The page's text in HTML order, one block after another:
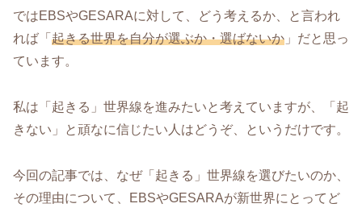
ではEBSやGESARAに対して、どう考えるか、と言われ
れば「 起きる世界を自分が選ぶか・選ばないか 」だと思っ
ています。
私は「起きる」世界線を進みたいと考えていますが、「起
きない」と頑なに信じたい人はどうぞ、というだけです。
今回の記事では、なぜ「起きる」世界線を選びたいのか、
その理由について、EBSやGESARAが新世界にとってど